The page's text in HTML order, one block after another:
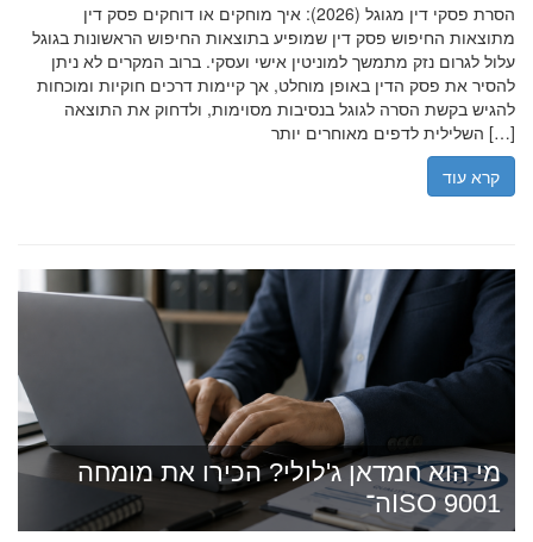
הסרת פסקי דין מגוגל (2026): איך מוחקים או דוחקים פסק דין
מתוצאות החיפוש פסק דין שמופיע בתוצאות החיפוש הראשונות בגוגל
עלול לגרום נזק מתמשך למוניטין אישי ועסקי. ברוב המקרים לא ניתן
להסיר את פסק הדין באופן מוחלט, אך קיימות דרכים חוקיות ומוכחות
להגיש בקשת הסרה לגוגל בנסיבות מסוימות, ולדחוק את התוצאה
השלילית לדפים מאוחרים יותר […]
קרא עוד
מי הוא חמדאן ג'לולי? הכירו את מומחה
ה־ISO 9001